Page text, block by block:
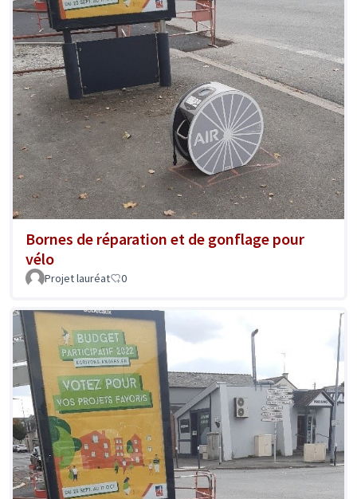
Bornes de réparation et de gonflage pour
vélo
Projet lauréat 0